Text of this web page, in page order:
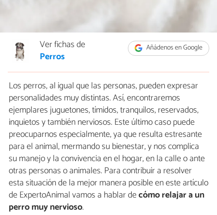
Añádenos en Google
Ver fichas de
Perros
Los perros, al igual que las personas, pueden expresar
personalidades muy distintas. Así, encontraremos
ejemplares juguetones, tímidos, tranquilos, reservados,
inquietos y también nerviosos. Este último caso puede
preocuparnos especialmente, ya que resulta estresante
para el animal, mermando su bienestar, y nos complica
su manejo y la convivencia en el hogar, en la calle o ante
otras personas o animales. Para contribuir a resolver
esta situación de la mejor manera posible en este artículo
de ExpertoAnimal vamos a hablar decómo relajar a un
perro muy nervioso.